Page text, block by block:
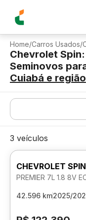
Home/Carros Usados/
Chevrolet
Seminovos
Cuiabá e região
3 veículos
CHEVROLET SPIN
PREMIER 7L 1.8 8V
42.596 km2025/